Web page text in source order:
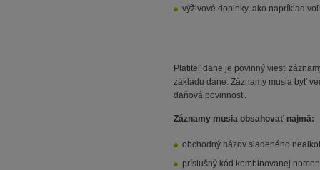
výživové doplnky, ako napríklad
Platiteľ dane je povinný viesť
základu dane. Záznamy musia byť
daňová povinnosť.
Záznamy musia obsahovať najmä:
obchodný názov sladeného
príslušný kód kombinovanej